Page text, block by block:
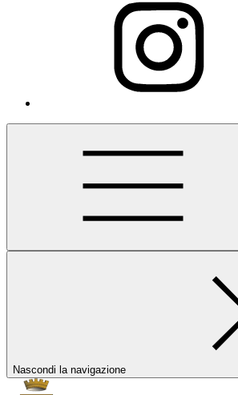
Nascondi la navigazione